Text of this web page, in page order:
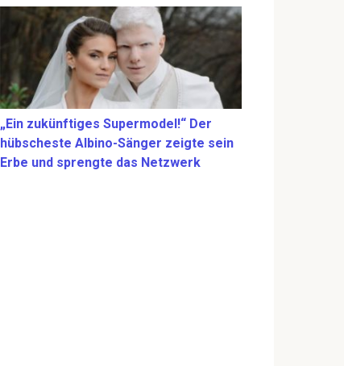
„Ein zukünftiges Supermodel!“ Der
hübscheste Albino-Sänger zeigte sein
Erbe und sprengte das Netzwerk